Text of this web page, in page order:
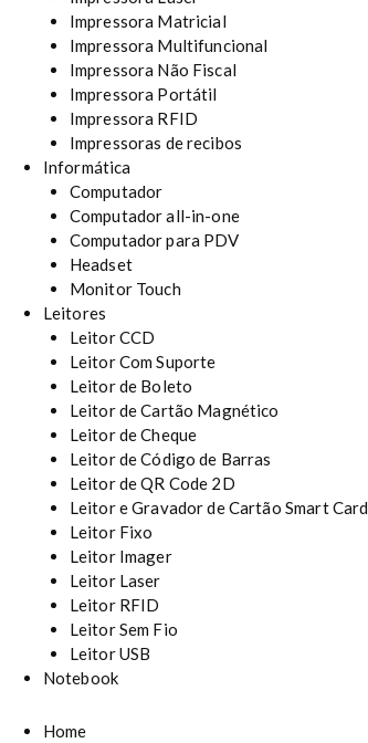
Impressora Matricial
Impressora Multifuncional
Impressora Não Fiscal
Impressora Portátil
Impressora RFID
Impressoras de recibos
Informática
Computador
Computador all-in-one
Computador para PDV
Headset
Monitor Touch
Leitores
Leitor CCD
Leitor Com Suporte
Leitor de Boleto
Leitor de Cartão Magnético
Leitor de Cheque
Leitor de Código de Barras
Leitor de QR Code 2D
Leitor e Gravador de Cartão Smart Card
Leitor Fixo
Leitor Imager
Leitor Laser
Leitor RFID
Leitor Sem Fio
Leitor USB
Notebook
Home